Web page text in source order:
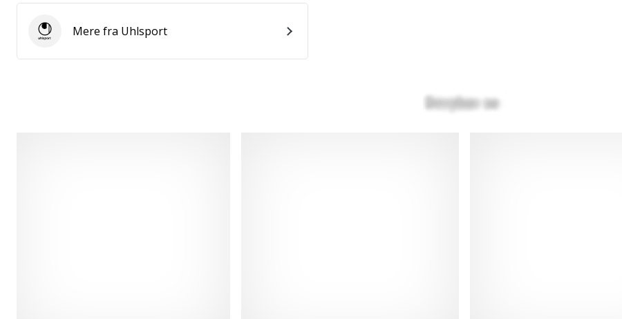
UhlsportMere fra Uhlsport